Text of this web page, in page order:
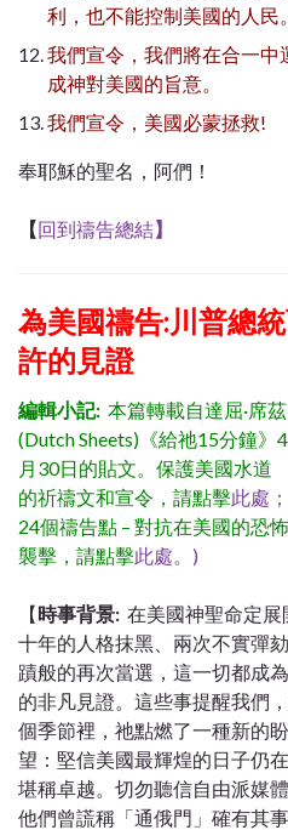
利，也不能控制美國的人民。
我們宣令，我們將在合一
成神對美國的旨意。
我們宣令，美國必蒙拯救!
奉耶穌的聖名，阿們！
【回到禱告總結】
為美國禱告:川普總
許的見證
編輯小記: 本篇轉載自達屈·席茲
(Dutch Sheets)《給祂15分鐘》4
月30日的貼文。 保護美國水道
的祈禱文和宣令，請點擊此處；
24個禱告點 – 對抗在美國的恐怖
襲擊，請點擊此處。)
【時事背景: 在美國神聖命定
十年的人格抹黑、兩次不實彈
蹟般的再次當選，這一切都成
的非凡見證。這些事提醒我們
個季節裡，祂點燃了一種新的
望：堅信美國最輝煌的日子仍
堪稱卓越。切勿聽信自由派媒
他們曾謊稱「通俄門」確有其